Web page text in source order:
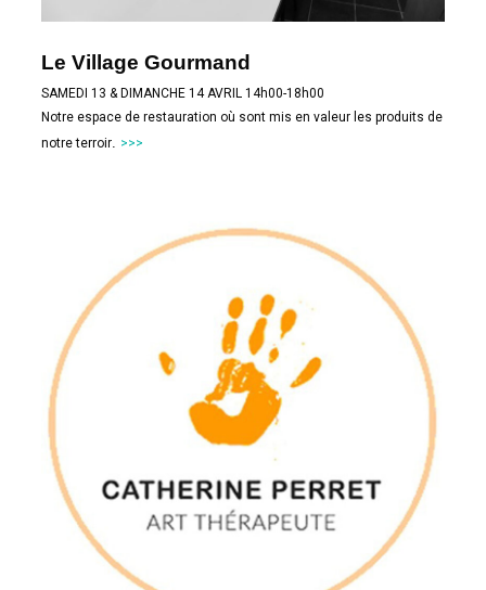
Le Village Gourmand
SAMEDI 13 & DIMANCHE 14 AVRIL 14h00-18h00
Notre espace de restauration où sont mis en valeur les produits de
notre terroir. >>>